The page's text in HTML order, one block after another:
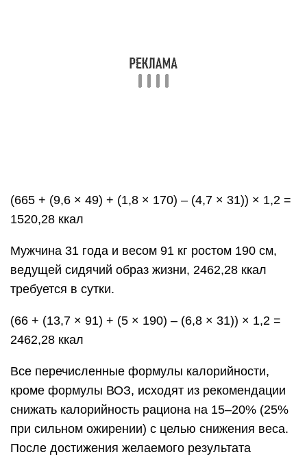
снижать калорийность рациона на 15–20% (25%
при сильном ожирении) с целью снижения веса.
необходимо пересчитать калорийность с учетом
нового веса и далее придерживаться
полученного показателя.